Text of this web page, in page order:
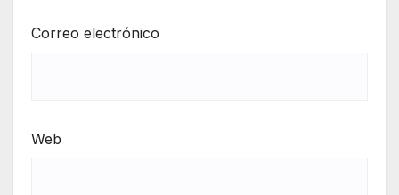
Correo electrónico
Web